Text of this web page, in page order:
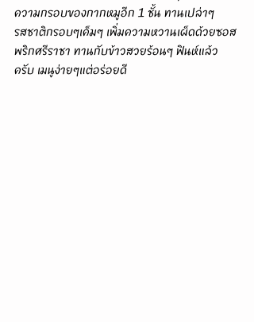
ความกรอบของกากหมูอีก 1 ชั้น ทานเปล่าๆ
รสชาติกรอบๆเค็มๆ เพิ่มความหวานเผ็ดด้วยซอส
พริกศรีราชา ทานกับข้าวสวยร้อนๆ ฟินห์แล้ว
ครับ เมนูง่ายๆแต่อร่อยดี